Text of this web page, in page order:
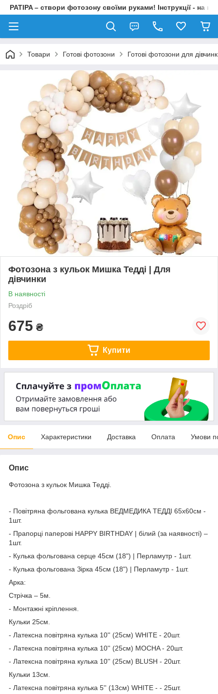
PATIPA – створи фотозону своїми руками! Інструкції - на
Товари Готові фотозони Готові фотозони для
Фотозона з кульок Мишка Тедді | Для
дівчинки
В наявності
Роздріб
675 ₴
Купити
Опис Характеристики Доставка Оплата Умови
Опис
Фотозона з кульок Мишка Тедді.
- Повітряна фольгована кулька ВЕДМЕДИКА ТЕДДІ 65х60см -
1шт.
- Прапорці паперові HAPPY BIRTHDAY | білий (за наявності) –
1шт.
- Кулька фольгована серце 45см (18") | Перламутр - 1шт.
- Кулька фольгована Зірка 45см (18") | Перламутр - 1шт.
Арка:
Стрічка – 5м.
- Монтажні кріплення.
Кульки 25см.
- Латексна повітряна кулька 10'' (25см) WHITE - 20шт.
- Латексна повітряна кулька 10'' (25см) MOCHA - 20шт.
- Латексна повітряна кулька 10'' (25см) BLUSH - 20шт.
Кульки 13см.
- Латексна повітряна кулька 5'' (13см) WHITE - - 25шт.